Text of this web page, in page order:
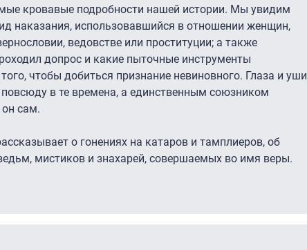
кровавые подробности нашей истории. Мы увидим
наказания, использовавшийся в отношении женщин,
ведовстве или проституции; а также
допрос и какие пыточные инструменты
чтобы добиться признание невиновного. Глаза и уши
в те времена, а единственным союзником
сам.
о гонениях на катаров и тамплиеров, об
мистиков и знахарей, совершаемых во имя веры.